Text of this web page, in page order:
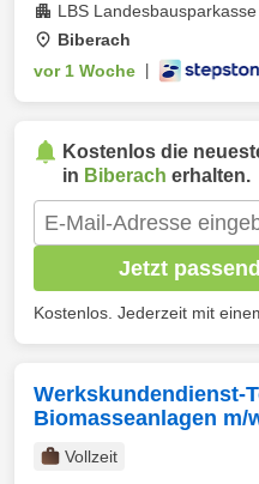
LBS
Biberach
vor 1 Woche
Kostenlos die
in Biberach erhalten.
Jetzt
Kostenlos. Jederzeit mit
Werkskundendienst-
Biomasseanlagen m/
Vollzeit